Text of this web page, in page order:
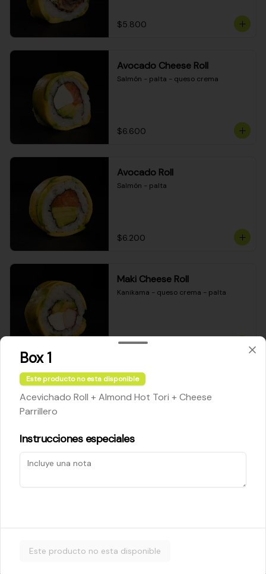
$5.800
Avocado Cheese Roll
Salmón - palta - queso crema
$6.600
Avocado Roll
Salmón - palta
$6.200
Maki Cheese Roll
Kanikama - queso crema - palta
$5.200
Cheese Roll
Queso crema - palta - cebollín
$5.200
$5.800
Box 1
Este producto no esta disponible
Acevichado Roll + Almond Hot Tori + Cheese
Parrillero
Instrucciones especiales
Este producto no esta disponible